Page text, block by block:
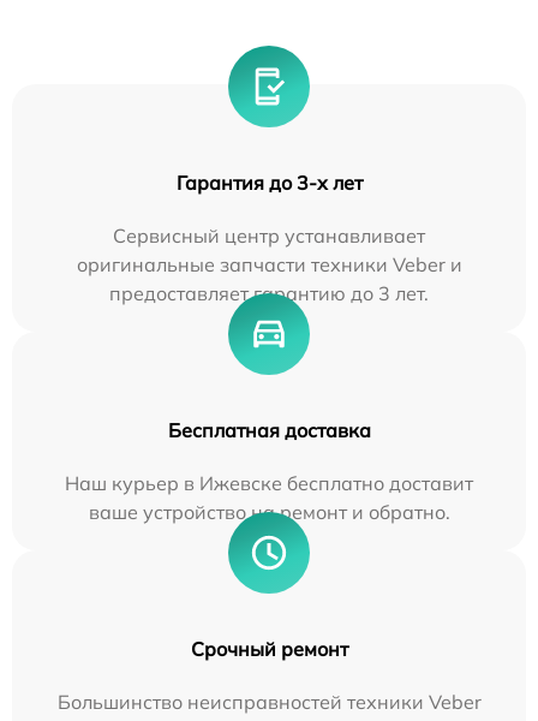
Гарантия до 3-х лет
Сервисный центр устанавливает
оригинальные запчасти техники Veber и
предоставляет гарантию до 3 лет.
Бесплатная доставка
Наш курьер в Ижевске бесплатно доставит
ваше устройство на ремонт и обратно.
Срочный ремонт
Большинство неисправностей техники Veber